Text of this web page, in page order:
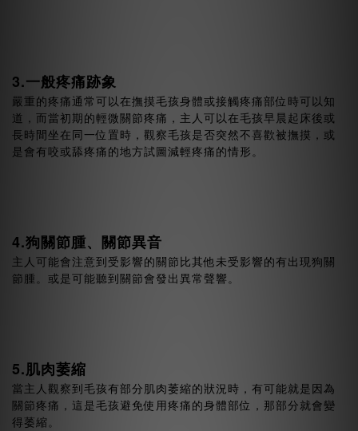
3.一般疼痛跡象
嚴重的疼痛通常可以在撫摸毛孩身體或接觸疼痛部位時可以知
道，而當初期的輕微關節疼痛，主人可以在毛孩早晨起床後或
長時間坐在同一位置時，觀察毛孩是否突然不喜歡被撫摸，或
是會有咬或舔疼痛的地方試圖減輕疼痛的情形。
4.狗關節腫、關節異音
主人可能會注意到受影響的關節比其他未受影響的有出現狗關
節腫。或是可能聽到關節會發出異常聲響。
5.肌肉萎縮
當主人觀察到毛孩有部分肌肉萎縮的狀況時，有可能就是因為
關節疼痛，這是毛孩避免使用疼痛的身體部位，那部分就會變
得萎縮。